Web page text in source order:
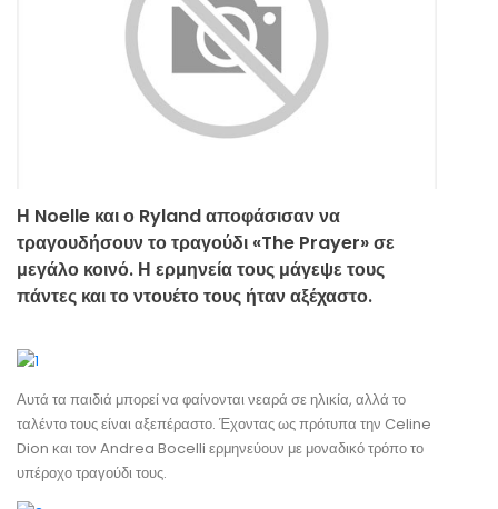
Η Noelle και ο Ryland αποφάσισαν να
τραγουδήσουν το τραγούδι «The Prayer» σε
μεγάλο κοινό. Η ερμηνεία τους μάγεψε τους
πάντες και το ντουέτο τους ήταν αξέχαστο.
Αυτά τα παιδιά μπορεί να φαίνονται νεαρά σε ηλικία, αλλά το
ταλέντο τους είναι αξεπέραστο. Έχοντας ως πρότυπα την Celine
Dion και τον Andrea Bocelli ερμηνεύουν με μοναδικό τρόπο το
υπέροχο τραγούδι τους.